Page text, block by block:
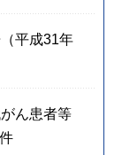
平成31年
ん患者等